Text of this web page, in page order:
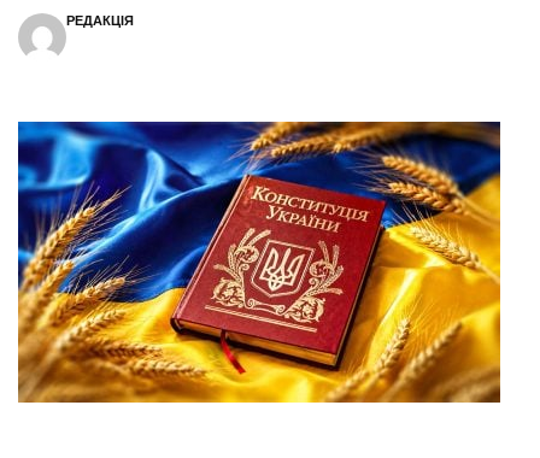
РЕДАКЦІЯ